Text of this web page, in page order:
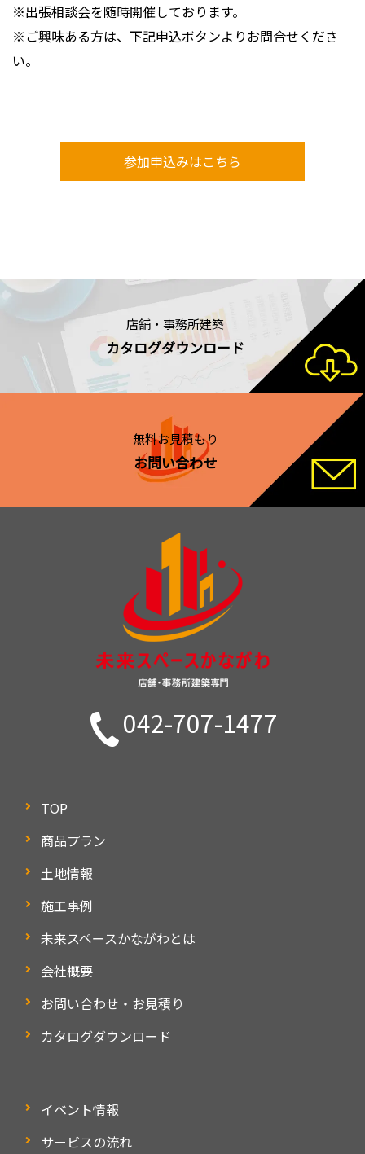
※出張相談会を随時開催しております。
※ご興味ある方は、下記申込ボタンよりお問合せくださ
い。
参加申込みはこちら
店舗・事務所建築
カタログダウンロード
無料お見積もり
お問い合わせ
042-707-1477
TOP
商品プラン
土地情報
施工事例
未来スペースかながわとは
会社概要
お問い合わせ・お見積り
カタログダウンロード
イベント情報
サービスの流れ